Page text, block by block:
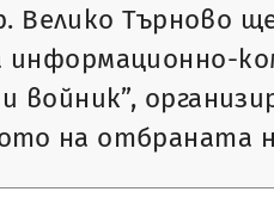
Велико Търново
информационно-
войник”,
на отбраната